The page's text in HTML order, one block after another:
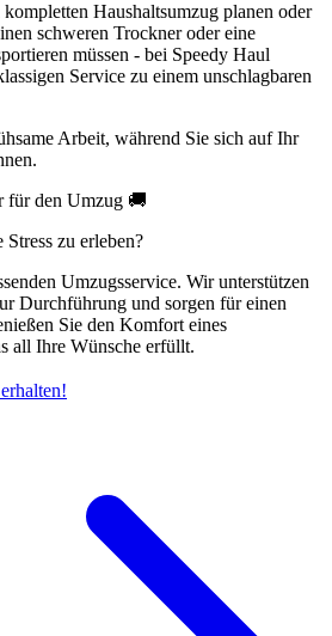
Haushaltsumzug planen oder
schweren Trockner oder eine
müssen - bei Speedy Haul
Service zu einem unschlagbaren
Arbeit, während Sie sich auf Ihr
für den Umzug 🚚
zu erleben?
Umzugsservice. Wir unterstützen
Durchführung und sorgen für einen
Sie den Komfort eines
all Ihre Wünsche erfüllt.